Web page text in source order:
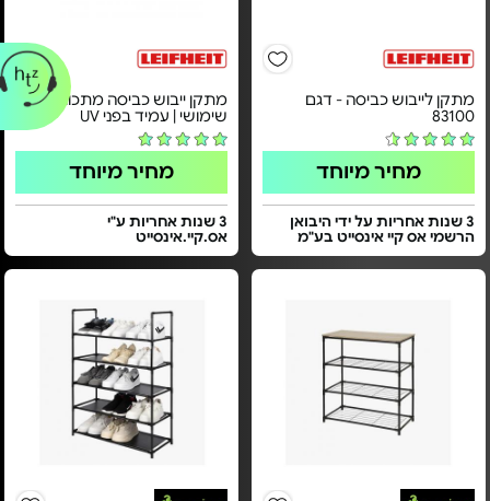
מתקן לייבוש כביסה - דגם
83100
מחיר מיוחד
3 שנות אחריות על ידי היבואן
הרשמי אס קיי אינסייט בע"מ
מתקן ייבוש כביסה מתכוונן - רב
שימושי | עמיד בפני UV
מחיר מיוחד
3 שנות אחריות ע"י
אס.קיי.אינסייט